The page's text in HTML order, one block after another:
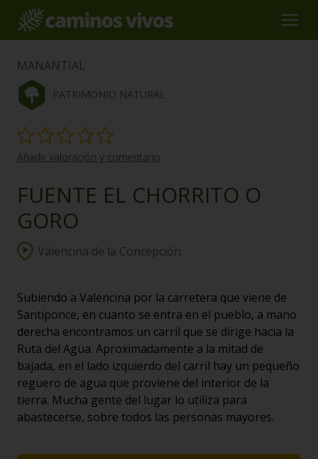
MANANTIAL
PATRIMONIO NATURAL
Añadir valoración y comentario
FUENTE EL CHORRITO O
GORO
Valencina de la Concepción
Subiendo a Valencina por la carretera que viene de
Santiponce, en cuanto se entra en el pueblo, a mano
derecha encontramos un carril que se dirige hacia la
Ruta del Agua. Aproximadamente a la mitad de
bajada, en el lado izquierdo del carril hay un pequeño
reguero de agua que proviene del interior de la
tierra. Mucha gente del lugar lo utiliza para
abastecerse, sobre todos las personas mayores.